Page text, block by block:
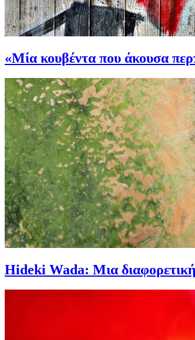
«Μία κουβέντα που άκουσα
Hideki Wada: Μια